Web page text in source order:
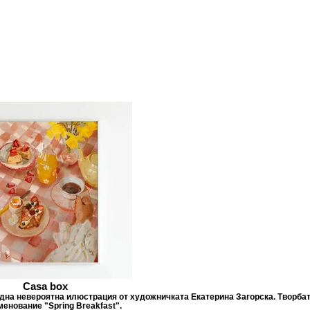
Casa box
невероятна илюстрация от художничката Екатерина Загорска.
"Spring Breakfast".